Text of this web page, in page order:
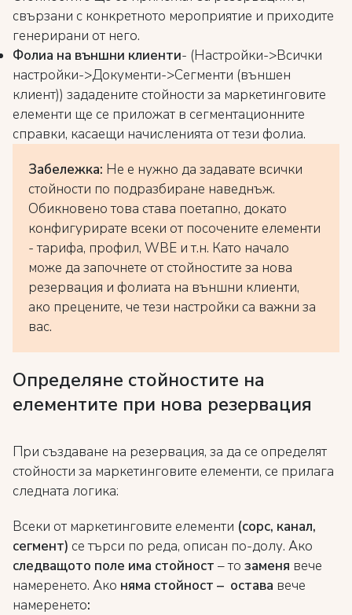
свързани с конкретното мероприятие и приходите
генерирани от него.
Фолиа на външни клиенти- (Настройки->Всички
настройки->Документи->Сегменти (външен
клиент)) зададените стойности за маркетинговите
елементи ще се приложат в сегментационните
справки, касаещи начисленията от тези фолиа.
Забележка: Не е нужно да задавате всички
стойности по подразбиране наведнъж.
Обикновено това става поетапно, докато
конфигурирате всеки от посочените елементи
- тарифа, профил, WBE и т.н. Като начало
може да започнете от стойностите за нова
резервация и фолиата на външни клиенти,
ако прецените, че тези настройки са важни за
вас.
Определяне стойностите на
елементите при нова резервация
При създаване на резервация, за да се определят
стойности за маркетинговите елементи, се прилага
следната логика:
Всеки от маркетинговите елементи (сорс, канал,
сегмент) се търси по реда, описан по-долу. Ако
следващото поле има стойност – то заменя вече
намеренето. Ако няма стойност – остава вече
намеренето: